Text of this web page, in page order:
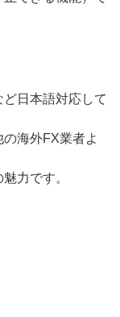
日本語対応して
海外FX業者よ
力です。